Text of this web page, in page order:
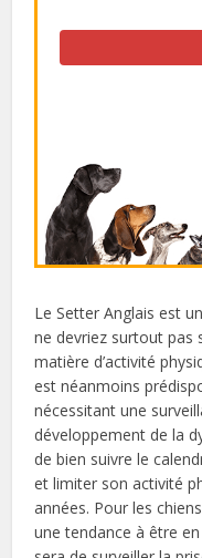
Le Setter Anglais est
ne devriez surtout pas
matière d’activité
est néanmoins
nécessitant une
développement de la
de bien suivre le
et limiter son activité
années. Pour les
une tendance à être